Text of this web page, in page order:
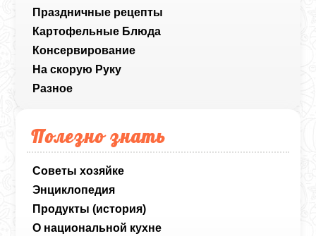
Праздничные рецепты
Картофельные Блюда
Консервирование
На скорую Руку
Разное
Полезно знать
Советы хозяйке
Энциклопедия
Продукты (история)
О национальной кухне